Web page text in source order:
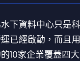
下資料中心只是
已經啟動，而且
10家企業覆蓋四